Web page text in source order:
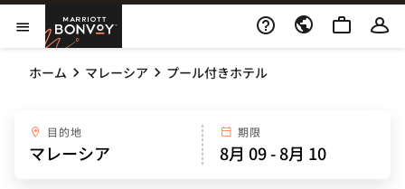
Skip to Content
メニューを開く
Marriott Bonvoy
ホーム マレーシア プール付きホテル
目的地 期限